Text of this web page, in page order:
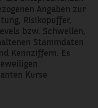
Angaben zur
Risikopuffer,
bzw. Schwellen,
Stammdaten
Kennziffern. Es
Kurse